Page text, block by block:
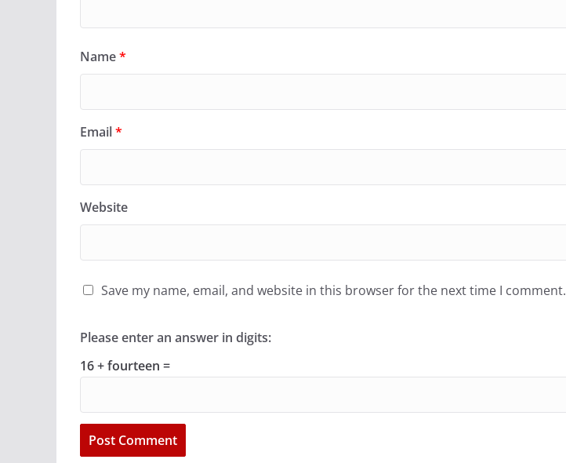
Name*
Email*
Website
Save my name, email, and website in this browser for the next time I comment.
Please enter an answer in digits:
16 + fourteen =